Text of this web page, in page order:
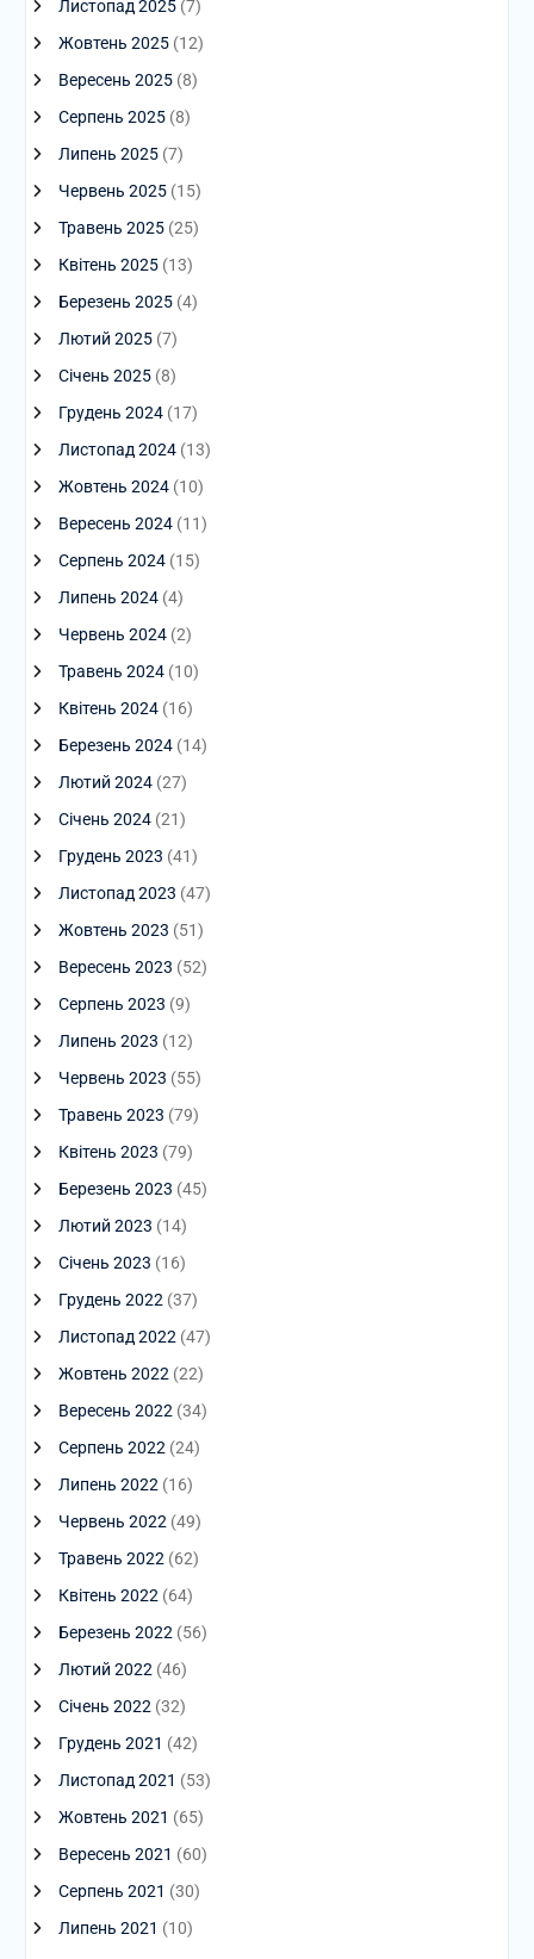
Листопад 2025(7)
Жовтень 2025(12)
Вересень 2025(8)
Серпень 2025(8)
Липень 2025(7)
Червень 2025(15)
Травень 2025(25)
Квітень 2025(13)
Березень 2025(4)
Лютий 2025(7)
Січень 2025(8)
Грудень 2024(17)
Листопад 2024(13)
Жовтень 2024(10)
Вересень 2024(11)
Серпень 2024(15)
Липень 2024(4)
Червень 2024(2)
Травень 2024(10)
Квітень 2024(16)
Березень 2024(14)
Лютий 2024(27)
Січень 2024(21)
Грудень 2023 (41)
Листопад 2023 (47)
Жовтень 2023 (51)
Вересень 2023 (52)
Серпень 2023 (9)
Липень 2023 (12)
Червень 2023 (55)
Травень 2023 (79)
Квітень 2023 (79)
Березень 2023 (45)
Лютий 2023 (14)
Січень 2023 (16)
Грудень 2022 (37)
Листопад 2022 (47)
Жовтень 2022 (22)
Вересень 2022 (34)
Серпень 2022 (24)
Липень 2022 (16)
Червень 2022 (49)
Травень 2022 (62)
Квітень 2022 (64)
Березень 2022 (56)
Лютий 2022 (46)
Січень 2022 (32)
Грудень 2021 (42)
Листопад 2021 (53)
Жовтень 2021 (65)
Вересень 2021 (60)
Серпень 2021 (30)
Липень 2021 (10)